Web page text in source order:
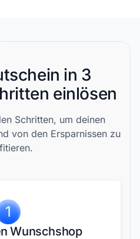
in 3
einlösen
Schritten, um deinen
von den Ersparnissen zu
1
Wunschshop